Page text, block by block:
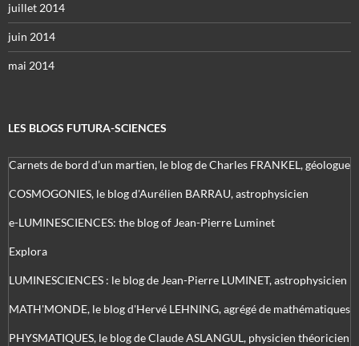
juillet 2014
juin 2014
mai 2014
LES BLOGS FUTURA-SCIENCES
Carnets de bord d’un martien, le blog de Charles FRANKEL, géologue
COSMOGONIES, le blog d'Aurélien BARRAU, astrophysicien
e-LUMINESCIENCES: the blog of Jean-Pierre Luminet
Explora
LUMINESCIENCES : le blog de Jean-Pierre LUMINET, astrophysicien
MATH'MONDE, le blog d'Hervé LEHNING, agrégé de mathématiques
PHYSMATIQUES, le blog de Claude ASLANGUL, physicien théoricien